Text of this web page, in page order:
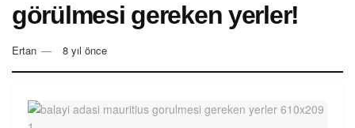
görülmesi gereken yerler!
Ertan 8 yıl önce